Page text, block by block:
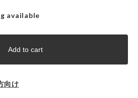
available
Add to cart
向け